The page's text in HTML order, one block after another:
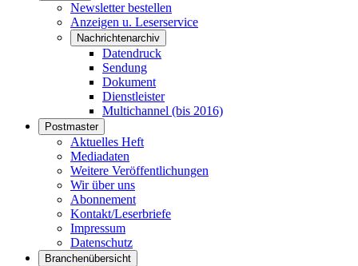
Newsletter bestellen
Anzeigen u. Leserservice
Nachrichtenarchiv
Datendruck
Sendung
Dokument
Dienstleister
Multichannel (bis 2016)
Postmaster
Aktuelles Heft
Mediadaten
Weitere Veröffentlichungen
Wir über uns
Abonnement
Kontakt/Leserbriefe
Impressum
Datenschutz
Branchenübersicht